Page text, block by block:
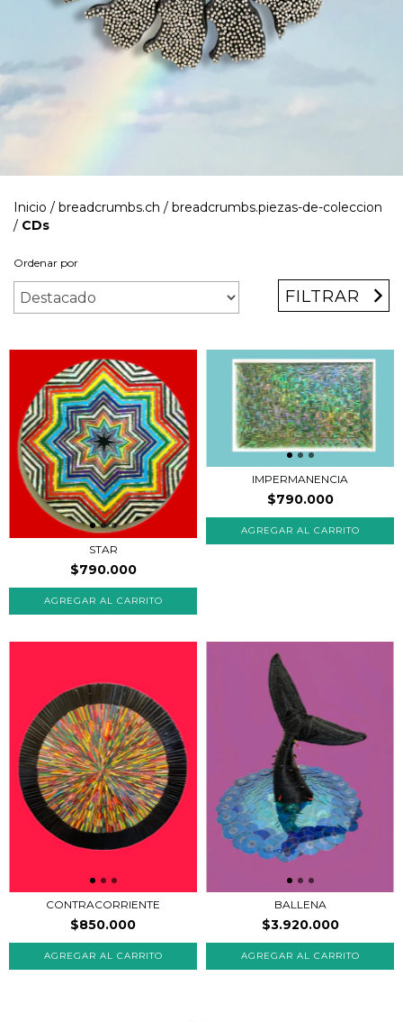
Inicio / breadcrumbs.ch / breadcrumbs.piezas-de-coleccion
/ CDs
Ordenar por
FILTRAR
STAR
$790.000
IMPERMANENCIA
$790.000
CONTRACORRIENTE
$850.000
BALLENA
$3.920.000